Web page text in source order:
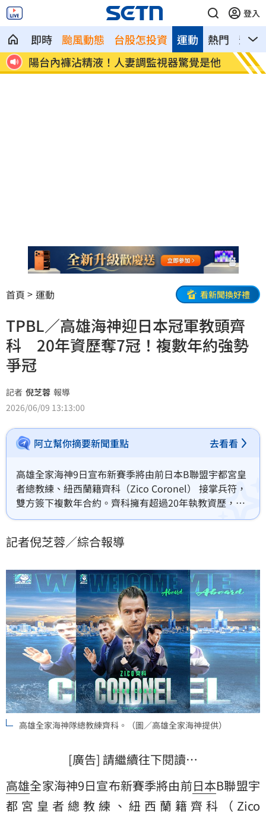
登入
即時 颱風動態 台股怎投資 熱門 影音
運動
他
陪伴8年竟非親孫？生母1反應陷僵局
第一
訣
首頁 運動 看新聞換好禮
TPBL／高雄海神迎日本冠軍教頭齊
科 20年資歷奪7冠！複數年約強勢
爭冠
記者 倪芝蓉 報導
2026/06/09 13:13:00
阿立幫你摘要新聞重點 去看看
高雄全家海神9日宣布新賽季將由前日本B聯盟宇都宮皇
者總教練、紐西蘭籍齊科（Zico Coronel） 接掌兵符，
雙方簽下複數年合約。齊科擁有超過20年執教資歷，擔
任總教練及助理教練期間奪下7座總冠軍，2021年、
殊榮，他的加入將成為高雄全家海神重返爭冠行列的第
記者倪芝蓉／綜合報導
高雄全家海神隊總教練齊科。（圖／高雄全家海神提供）
[廣告] 請繼續往下閱讀…
高雄全家海神9日宣布新賽季將由前日本B聯盟宇
都宮皇者總教練、紐西蘭籍齊科（Zico